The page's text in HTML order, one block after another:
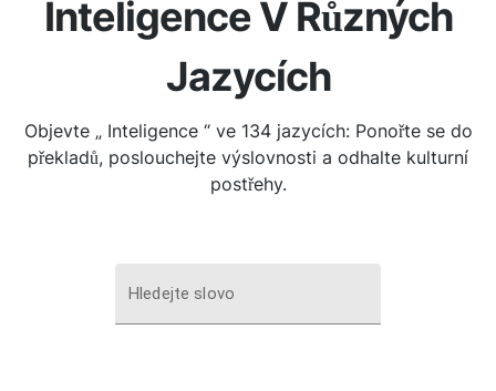
Inteligence V Různých
Jazycích
Objevte „ Inteligence “ ve 134 jazycích: Ponořte se do
překladů, poslouchejte výslovnosti a odhalte kulturní
postřehy.
Hledejte slovo